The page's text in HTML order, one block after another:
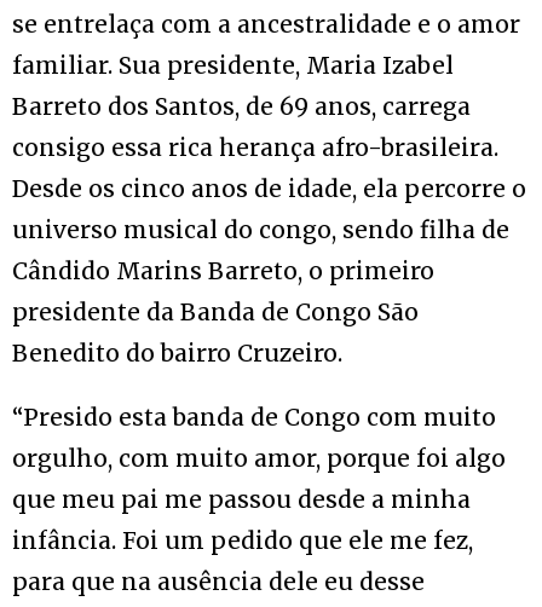
se entrelaça com a ancestralidade e o amor
familiar. Sua presidente, Maria Izabel
Barreto dos Santos, de 69 anos, carrega
consigo essa rica herança afro-brasileira.
Desde os cinco anos de idade, ela percorre o
universo musical do congo, sendo filha de
Cândido Marins Barreto, o primeiro
presidente da Banda de Congo São
Benedito do bairro Cruzeiro.
“Presido esta banda de Congo com muito
orgulho, com muito amor, porque foi algo
que meu pai me passou desde a minha
infância. Foi um pedido que ele me fez,
para que na ausência dele eu desse